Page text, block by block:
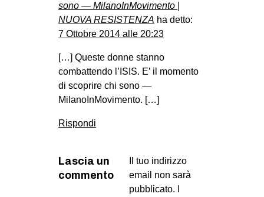
sono — MilanoInMovimento |
NUOVA RESISTENZA ha detto:
7 Ottobre 2014 alle 20:23
[…] Queste donne stanno
combattendo l’ISIS. E’ il momento
di scoprire chi sono —
MilanoInMovimento. […]
Rispondi
Lascia un
commento
Il tuo indirizzo
email non sarà
pubblicato.